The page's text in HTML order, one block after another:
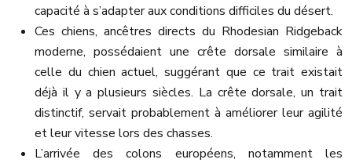
capacité à s’adapter aux conditions difficiles du désert.
Ces chiens, ancêtres directs du Rhodesian Ridgeback
moderne, possédaient une crête dorsale similaire à
celle du chien actuel, suggérant que ce trait existait
déjà il y a plusieurs siècles. La crête dorsale, un trait
distinctif, servait probablement à améliorer leur agilité
et leur vitesse lors des chasses.
L’arrivée des colons européens, notamment les